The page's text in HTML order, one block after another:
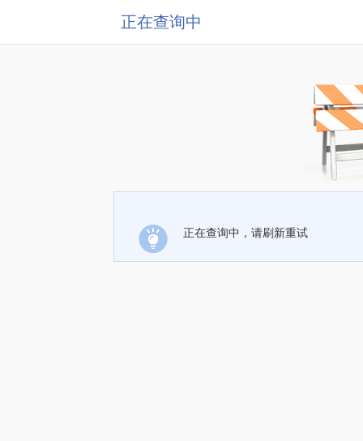
正在查询中
正在查询中，请刷新重试